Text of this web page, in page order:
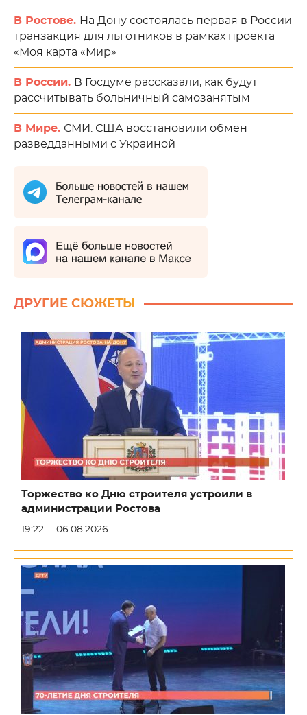
В Ростове. На Дону состоялась первая в России
транзакция для льготников в рамках проекта
«Моя карта «Мир»
В России. В Госдуме рассказали, как будут
рассчитывать больничный самозанятым
В Мире. СМИ: США восстановили обмен
разведданными с Украиной
ДРУГИЕ СЮЖЕТЫ
Торжество ко Дню строителя устроили в
администрации Ростова
19:22 06.08.2026